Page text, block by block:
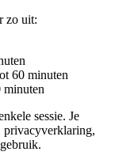
zo uit:
60 minuten
minuten
sessie. Je
privacyverklaring,